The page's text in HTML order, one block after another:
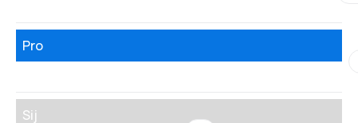
Pro
Sij